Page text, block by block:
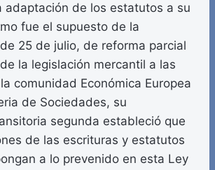
adaptación de los estatutos a su
fue el supuesto de la
25 de julio, de reforma parcial
la legislación mercantil a las
comunidad Económica Europea
de Sociedades, su
segunda estableció que
de las escrituras y estatutos
a lo prevenido en esta Ley